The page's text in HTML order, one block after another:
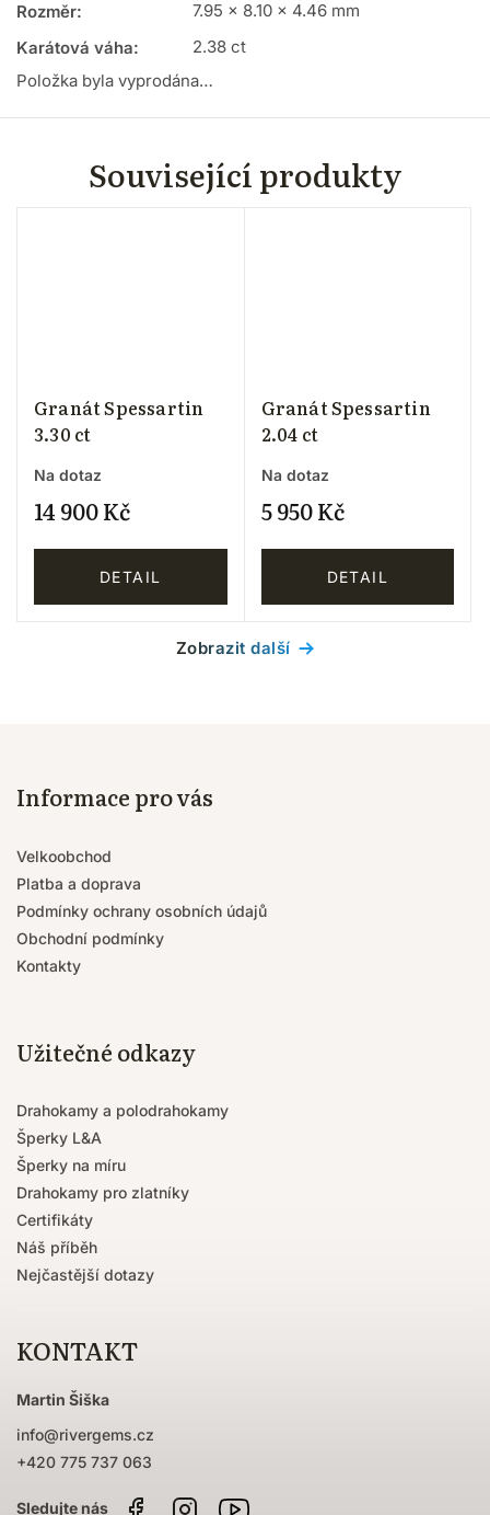
Rozměr:
7.95 x 8.10 x 4.46 mm
Karátová váha:
2.38 ct
Položka byla vyprodána…
Související produkty
Granát Spessartin
3.30 ct
Na dotaz
14 900 Kč
DETAIL
Granát Spessartin
2.04 ct
Na dotaz
5 950 Kč
DETAIL
Zobrazit další
Informace pro vás
Velkoobchod
Platba a doprava
Podmínky ochrany osobních údajů
Obchodní podmínky
Kontakty
Užitečné odkazy
Drahokamy a polodrahokamy
Šperky L&A
Šperky na míru
Drahokamy pro zlatníky
Certifikáty
Náš příběh
Nejčastější dotazy
KONTAKT
Martin Šiška
info@rivergems.cz
+420 775 737 063
FacebookInstagram